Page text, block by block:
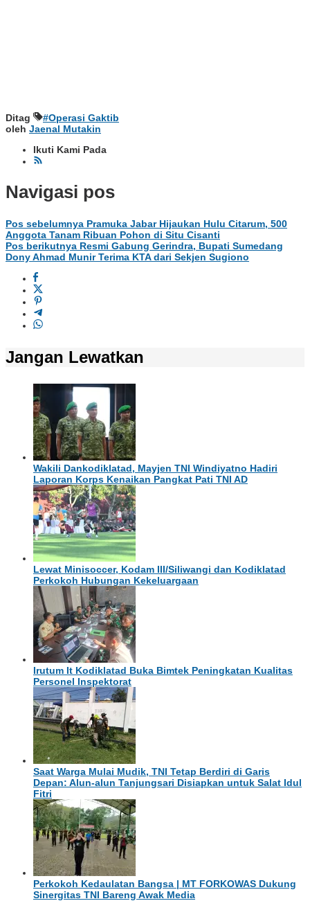
Ditag
#Operasi Gaktib
oleh Jaenal Mutakin
Ikuti Kami Pada
Navigasi pos
Pos sebelumnya Pramuka Jabar Hijaukan Hulu Citarum, 500
Anggota Tanam Ribuan Pohon di Situ Cisanti
Pos berikutnya ​Resmi Gabung Gerindra, Bupati Sumedang
Dony Ahmad Munir Terima KTA dari Sekjen Sugiono
Jangan Lewatkan
Wakili Dankodiklatad, Mayjen TNI Windiyatno Hadiri
Laporan Korps Kenaikan Pangkat Pati TNI AD
Lewat Minisoccer, Kodam III/Siliwangi dan Kodiklatad
Perkokoh Hubungan Kekeluargaan
Irutum It Kodiklatad Buka Bimtek Peningkatan Kualitas
Personel Inspektorat
Saat Warga Mulai Mudik, TNI Tetap Berdiri di Garis
Depan: Alun-alun Tanjungsari Disiapkan untuk Salat Idul
Fitri
Perkokoh Kedaulatan Bangsa | MT FORKOWAS Dukung
Sinergitas TNI Bareng Awak Media